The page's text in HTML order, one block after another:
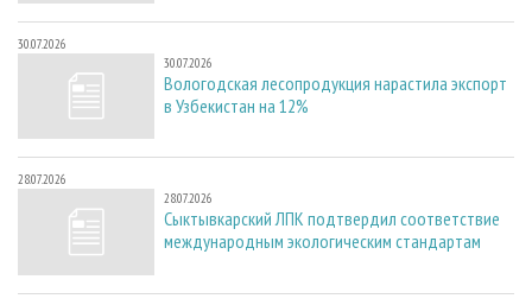
30.07.2026
30.07.2026
Вологодская лесопродукция нарастила экспорт
в Узбекистан на 12%
28.07.2026
28.07.2026
Сыктывкарский ЛПК подтвердил соответствие
международным экологическим стандартам